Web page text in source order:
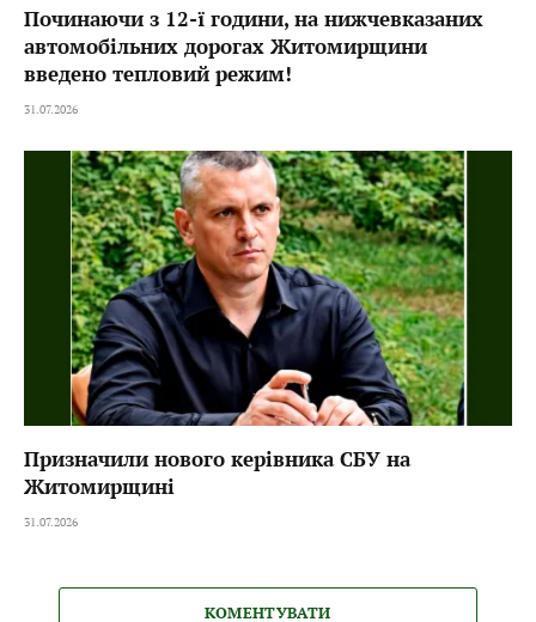
Починаючи з 12-ї години, на нижчевказаних
автомобільних дорогах Житомирщини
введено тепловий режим!
31.07.2026
Призначили нового керівника СБУ на
Житомирщині
31.07.2026
КОМЕНТУВАТИ